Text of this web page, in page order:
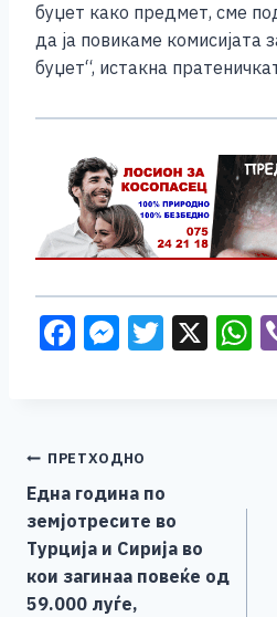
буџет како предмет, сме
да ја повикаме комисијата
буџет“, истакна
F
b
o
o
k
M
n
g
er
T X
Навигација
на
напис
ПРЕТХОДНО
Една година по
земјотресите во
Турција и Сирија во
кои загинаа повеќе од
59.000 луѓе,